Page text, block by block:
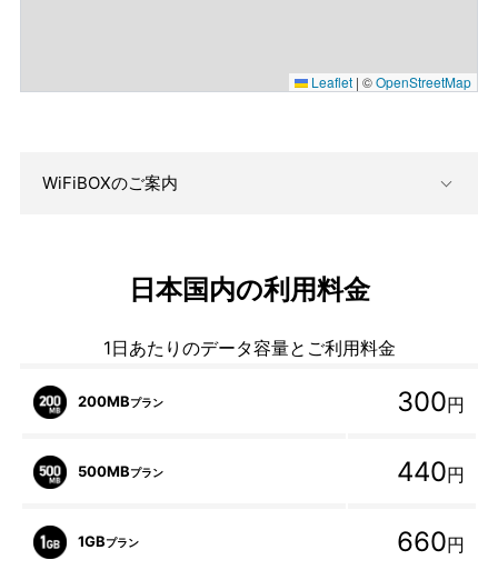
Leaflet | ©OpenStreetMap
WiFiBOXのご案内
日本国内の利用料金
1日あたりのデータ容量とご利用料金
200MBプラン 300円
500MBプラン 440円
1GBプラン 660円